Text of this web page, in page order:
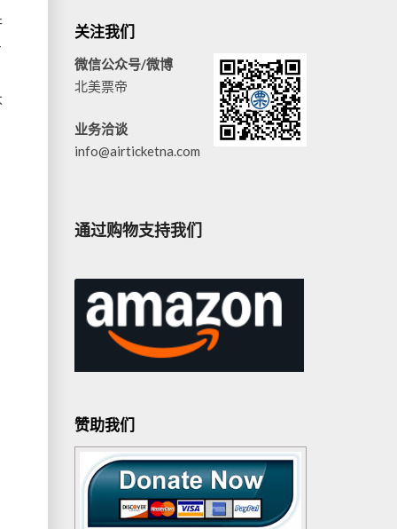
关注我们
微信公众号/微博
北美票帝
业务洽谈
info@airticketna.com
通过购物支持我们
赞助我们